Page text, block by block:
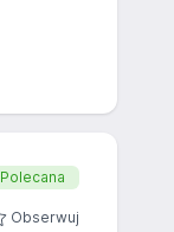
Polecana
Obserwuj